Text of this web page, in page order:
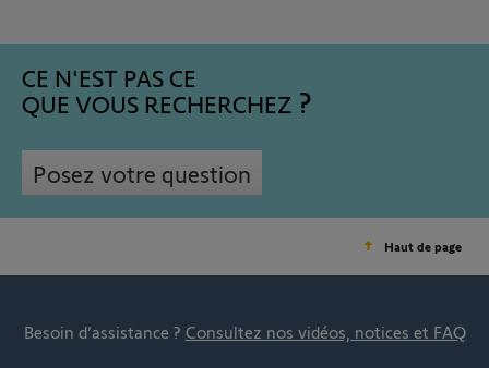
CE N'EST PAS CE
QUE VOUS RECHERCHEZ
Posez votre question
Haut de page
Besoin d’assistance ? Consultez nos vidéos, notices et FAQ